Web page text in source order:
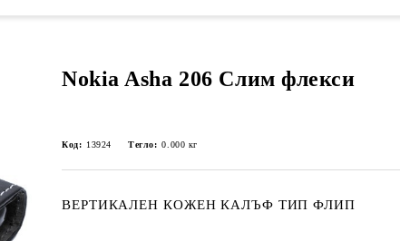
Nokia Asha 206 Слим флекси
Код: 13924 Тегло: 0.000 кг
ВЕРТИКАЛЕН КОЖЕН КАЛЪФ ТИП ФЛИП